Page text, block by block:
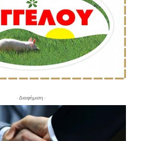
- Διαφήμιση -